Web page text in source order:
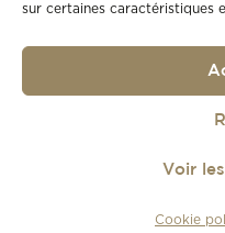
sur certaines caractéristiques
Voir
Cookie
Second-hand
Our history
Gift card
agence web